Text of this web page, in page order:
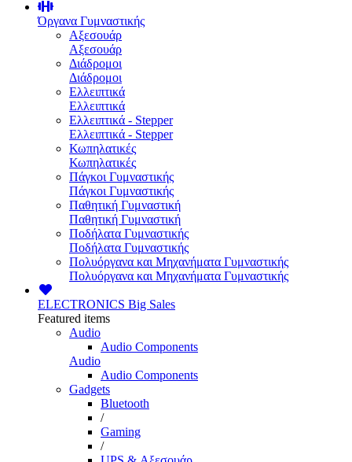
Όργανα Γυμναστικής
Αξεσουάρ
Αξεσουάρ
Διάδρομοι
Διάδρομοι
Ελλειπτικά
Ελλειπτικά
Ελλειπτικά - Stepper
Ελλειπτικά - Stepper
Κωπηλατικές
Κωπηλατικές
Πάγκοι Γυμναστικής
Πάγκοι Γυμναστικής
Παθητική Γυμναστική
Παθητική Γυμναστική
Ποδήλατα Γυμναστικής
Ποδήλατα Γυμναστικής
Πολυόργανα και Μηχανήματα Γυμναστικής
Πολυόργανα και Μηχανήματα Γυμναστικής
ELECTRONICS Big Sales
Featured items
Audio
Audio Components
Audio
Audio Components
Gadgets
Bluetooth
/
Gaming
/